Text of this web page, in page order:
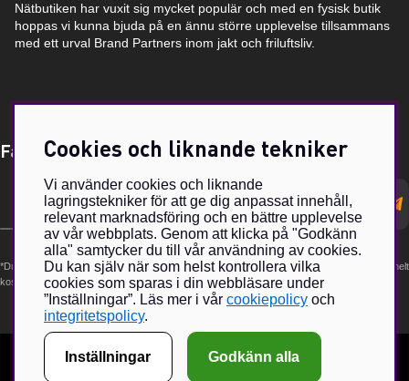
Nätbutiken har vuxit sig mycket populär och med en fysisk butik
hoppas vi kunna bjuda på en ännu större upplevelse tillsammans
med ett urval Brand Partners inom jakt och friluftsliv.
Få Magasin Vildmarken direkt till din e-post!*
postadress
*Du kan även få erbjudanden och nyheter från samarbetspartners. Din prenumeration är helt
kostnadsfri och kan avslutas när som helst.
Cookies och liknande tekniker
Vi använder cookies och liknande
lagringstekniker för att ge dig anpassat innehåll,
relevant marknadsföring och en bättre upplevelse
av vår webbplats. Genom att klicka på "Godkänn
alla" samtycker du till vår användning av cookies.
Du kan själv när som helst kontrollera vilka
cookies som sparas i din webbläsare under
”Inställningar”. Läs mer i vår cookiepolicy och
integritetspolicy.
Inställningar Godkänn alla